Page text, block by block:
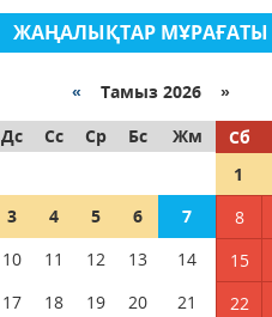
ЖАҢАЛЫҚТАР МҰРАҒАТЫ
« Тамыз 2026 »
Дс
Сс Ср Бс Жм Сб
1
3
4 5 6 7 8
10
11 12 13 14 15
17
18 19 20 21 22